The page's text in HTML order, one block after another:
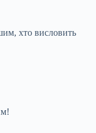
хто висловить